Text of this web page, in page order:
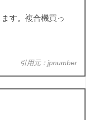
す。複合機買っ
引用元：jpnumber